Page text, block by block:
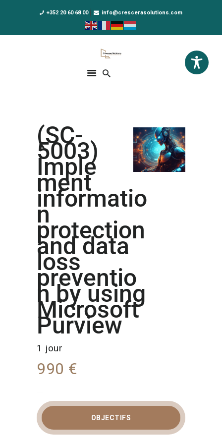
+352 20 60 68 00 info@crescerasolutions.com
Crescera Solutions
Solutions for your evolution
DPO AS A SERVICE
NOUS CONNAÎTRE
ACTUALITÉS
(SC-
5003)
Imple
ment
informatio
n
protection
and data
loss
preventio
n by using
Microsoft
Purview
1 jour
990 €
FORMATION
OBJECTIFS